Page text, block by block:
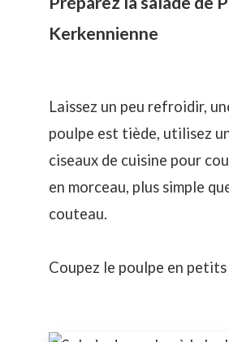
Kerkennienne
Laissez un peu refroidir,
poulpe est tiède, utilisez
ciseaux de cuisine pour
en morceau, plus simple
couteau.
Coupez le poulpe en petits